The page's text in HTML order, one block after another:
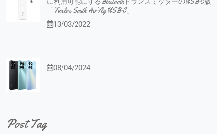
「Twelve South AirFly USB-C」
13/03/2022
08/04/2024
Post Tag